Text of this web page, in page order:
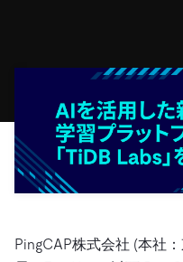
Integrations
TiSpark
運用インテリジェン
MySQLワークロード
Build GenAI
Discord Community
PingCAP University
TiDB Labs
Trust Hub
お客様のデータの機密性
ます。
会社概要
キャリア
無料
PingCAP株式会社 (本社